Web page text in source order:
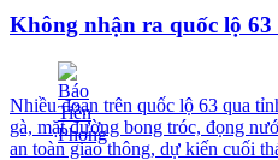
Không nhận ra quốc lộ
Nhiều đoạn trên quốc lộ 63 qua
gà, mặt đường bong tróc, đọng
an toàn giao thông, dự kiến cuối